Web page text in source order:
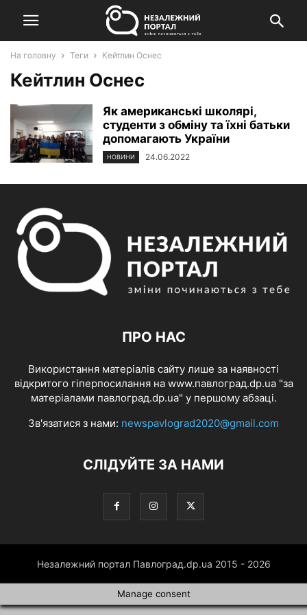
На головну Теги Кейтлин Оснес
Кейтлин Оснес
Як американські школярі,
студенти з обміну та їхні батьки
допомагають України
НОВИНИ 24.06.2022
ПРО НАС
Використання матеріалів сайту лише за наявності
відкритого гіперпосилання на www.павлоград.dp.ua "за
матеріалами павлоград.dp.ua" у першому абзаці.
Зв'язатися з нами: newspavlograd2020@gmail.com
СЛІДУЙТЕ ЗА НАМИ
Незалежний портал Павлоград.dp.ua 2015 - 2026
Manage consent